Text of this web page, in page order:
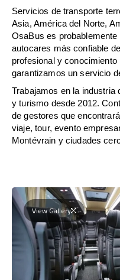
Servicios de transporte
Asia, América del Norte,
OsaBus es
autocares más confiable
profesional y
garantizamos un servicio
Trabajamos en la industria
y turismo desde 2012.
de gestores que
viaje, tour, evento
Montévrain y ciudades
View Gallery